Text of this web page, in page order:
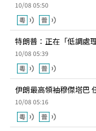
10/08 05:50
特朗普：正在「低調處
10/08 05:39
伊朗最高領袖穆傑塔巴
10/08 05:16